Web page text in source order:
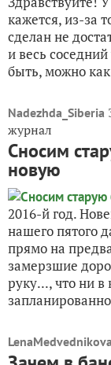
кажется, из-за
сделан не
и весь
быть, можно
Nadezhda_Siberia
журнал
Сносим
новую
2016-й год.
нашего пятого
прямо на
замерзшие
руку..., что ни